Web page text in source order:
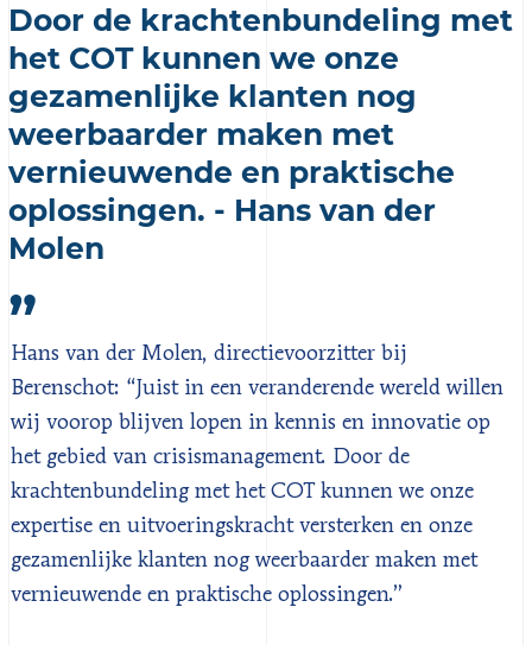
Door de krachtenbundeling met
het COT kunnen we onze
gezamenlijke klanten nog
weerbaarder maken met
vernieuwende en praktische
oplossingen. - Hans van der
Molen
Hans van der Molen, directievoorzitter bij
Berenschot: “Juist in een veranderende wereld willen
wij voorop blijven lopen in kennis en innovatie op
het gebied van crisismanagement. Door de
krachtenbundeling met het COT kunnen we onze
expertise en uitvoeringskracht versterken en onze
gezamenlijke klanten nog weerbaarder maken met
vernieuwende en praktische oplossingen.”